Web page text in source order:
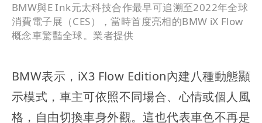
BMW與E Ink元太科技合作最早可追溯至2022年全球
消費電子展（CES），當時首度亮相的BMW iX Flow
概念車驚豔全球。業者提供
BMW表示，iX3 Flow Edition內建八種動態顯
示模式，車主可依照不同場合、心情或個人風
格，自由切換車身外觀。這也代表車色不再是